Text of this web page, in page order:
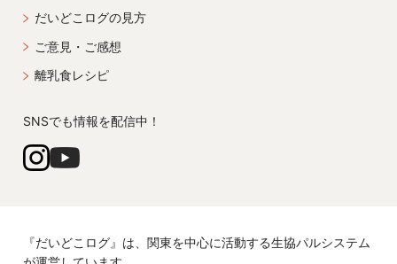
だいどこログの見方
ご意見・ご感想
離乳食レシピ
SNSでも情報を配信中！
『だいどこログ』は、関東を中心に活動する生協パルシステム